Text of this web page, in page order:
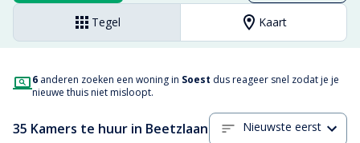
Tegel Kaart
6 anderen zoeken een woning in Soest dus reageer snel zodat je je
nieuwe thuis niet misloopt.
35 Kamers te huur in Beetzlaan Nieuwste eerst